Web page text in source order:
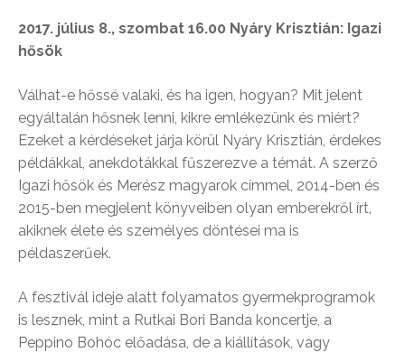
2017. július 8., szombat 16.00 Nyáry Krisztián: Igazi
hősök
Válhat-e hőssé valaki, és ha igen, hogyan? Mit jelent
egyáltalán hősnek lenni, kikre emlékezünk és miért?
Ezeket a kérdéseket járja körül Nyáry Krisztián, érdekes
példákkal, anekdotákkal fűszerezve a témát. A szerző
Igazi hősök és Merész magyarok címmel, 2014-ben és
2015-ben megjelent könyveiben olyan emberekről írt,
akiknek élete és személyes döntései ma is
példaszerűek.
A fesztivál ideje alatt folyamatos gyermekprogramok
is lesznek, mint a Rutkai Bori Banda koncertje, a
Peppino Bohóc előadása, de a kiállítások, vagy